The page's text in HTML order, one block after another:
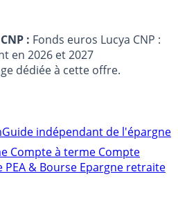
: Fonds euros Lucya CNP :
en 2026 et 2027
dédiée à cette offre.
Guide indépendant de l'épargne
Compte à terme Compte
PEA & Bourse Epargne retraite